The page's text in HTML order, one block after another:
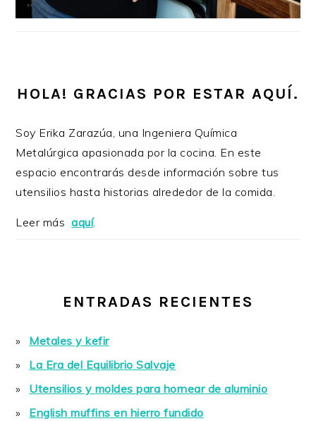
HOLA! GRACIAS POR ESTAR AQUÍ.
Soy Erika Zarazúa, una Ingeniera Química
Metalúrgica apasionada por la cocina. En este
espacio encontrarás desde información sobre tus
utensilios hasta historias alrededor de la comida.
Leer másaquí.
ENTRADAS RECIENTES
Metales y kefir
La Era del Equilibrio Salvaje
Utensilios y moldes para hornear de aluminio
English muffins en hierro fundido